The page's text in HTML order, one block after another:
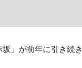
」が前年に引き続き